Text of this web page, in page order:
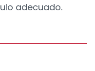
adecuado.